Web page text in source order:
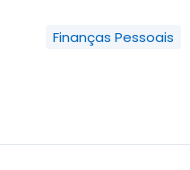
Finanças Pessoais